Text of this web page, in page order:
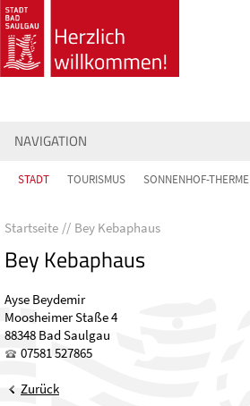
NAVIGATION
STADT TOURISMUS SONNENHOF-THERME
Startseite Bey Kebaphaus
Bey Kebaphaus
Ayse Beydemir
Moosheimer Staße 4
88348 Bad Saulgau
07581 527865
Zurück